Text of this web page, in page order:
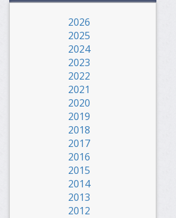
2026
2025
2024
2023
2022
2021
2020
2019
2018
2017
2016
2015
2014
2013
2012